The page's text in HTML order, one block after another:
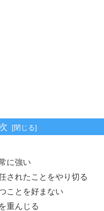
に強い
されたことをやり切る
ことを好まない
重んじる